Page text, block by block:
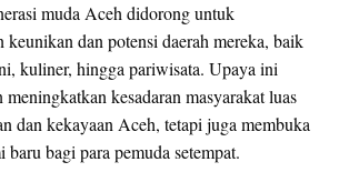
muda Aceh didorong untuk
keunikan dan potensi daerah mereka, baik
kuliner, hingga pariwisata. Upaya ini
kesadaran masyarakat luas
dan kekayaan Aceh, tetapi juga membuka
bagi para pemuda setempat.